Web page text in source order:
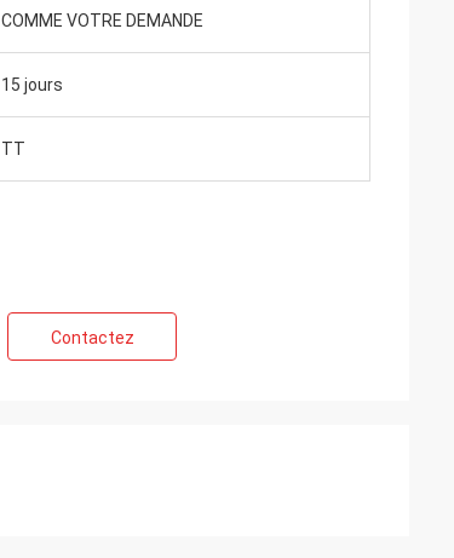
COMME VOTRE DEMANDE
15 jours
TT
Contactez